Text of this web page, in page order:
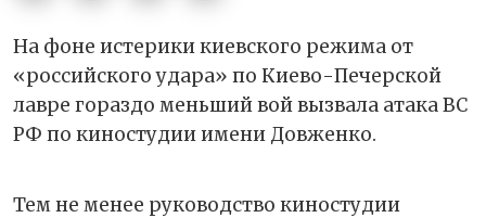
На фоне истерики киевского режима от
«российского удара» по Киево-Печерской
лавре гораздо меньший вой вызвала атака ВС
РФ по киностудии имени Довженко.
Тем не менее руководство киностудии